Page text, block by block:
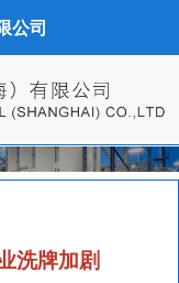
公司
洗牌加剧